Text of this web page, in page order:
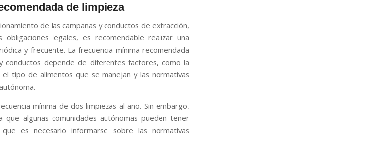
de limpieza
de las campanas y conductos de extracción,
legales, es recomendable realizar una
y frecuente. La frecuencia mínima recomendada
conductos depende de diferentes factores, como la
tipo de alimentos que se manejan y las normativas
mínima de dos limpiezas al año. Sin embargo,
algunas comunidades autónomas pueden tener
es necesario informarse sobre las normativas